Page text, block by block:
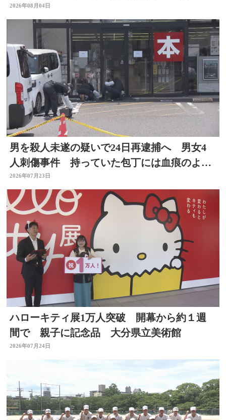
ー」～開店！キッチン別府ちゃん～
2026年08月04日
男を殺人未遂の疑いで24日再逮捕へ 男女4
人刺傷事件 持っていた包丁には血痕のよう
なもの付着
2026年07月23日
ハローキティ展1万人突破 開幕から約１週
間で 親子に記念品 大分県立美術館
2026年07月24日